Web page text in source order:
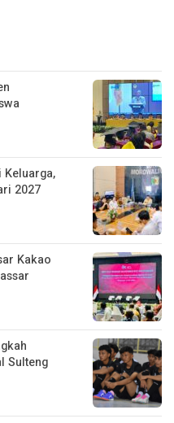
Keluarga,
2027
Kakao
Sulteng